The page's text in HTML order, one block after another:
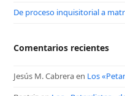
De proceso inquisitorial a
Comentarios recientes
Jesús M. Cabreraen Los